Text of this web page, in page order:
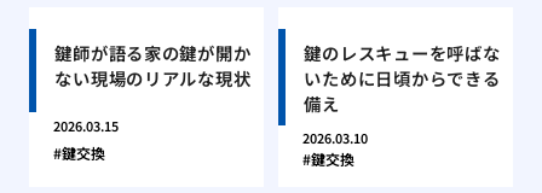
鍵師が語る家の鍵が開か
ない現場のリアルな現状
2026.03.15
鍵交換
鍵のレスキューを呼ばな
いために日頃からできる
備え
2026.03.10
鍵交換